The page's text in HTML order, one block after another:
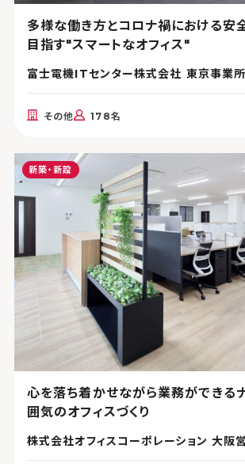
多様な働き方とコロナ禍における安
目指す"スマートなオフィス"
富士電機ITセンター株式会社 東京事業所
その他 178名
新築・新設
心を落ち着かせながら業務ができる
囲気のオフィスづくり
株式会社オフィスコーポレーション 大阪